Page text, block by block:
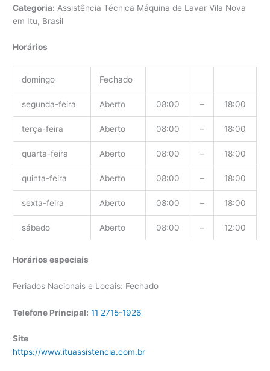
Categoria: Assistência Técnica Máquina de Lavar Vila Nova
em Itu, Brasil
Horários
domingo Fechado
segunda-feira Aberto 08:00 – 18:00
terça-feira Aberto 08:00 – 18:00
quarta-feira Aberto 08:00 – 18:00
quinta-feira Aberto 08:00 – 18:00
sexta-feira Aberto 08:00 – 18:00
sábado Aberto 08:00 – 12:00
Horários especiais
Feriados Nacionais e Locais: Fechado
Telefone Principal: 11 2715-1926
Site
https://www.ituassistencia.com.br